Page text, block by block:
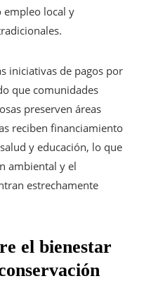
empleo local y
iniciativas de pagos por
que comunidades
preserven áreas
reciben financiamiento
y educación, lo que
ambiental y el
estrechamente
el bienestar